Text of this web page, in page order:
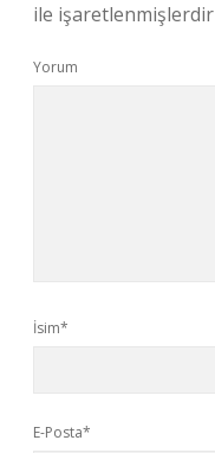
ile işaretlenmişlerdir
Yorum
İsim*
E-Posta*